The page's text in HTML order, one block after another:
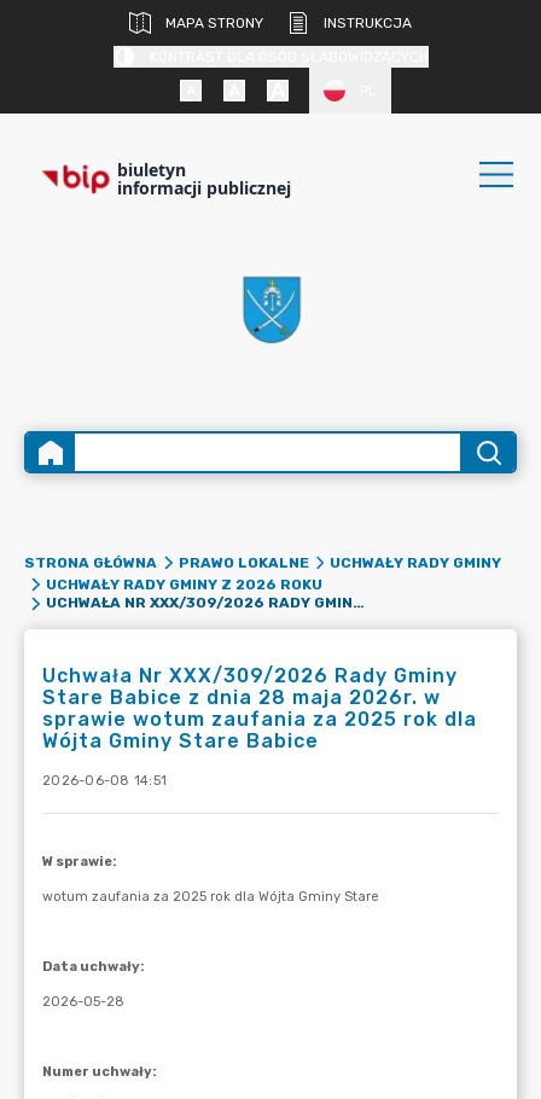
MAPA STRONY
INSTRUKCJA
biuletyn
informacji publicznej
STRONA GŁÓWNA PRAWO LOKALNE
UCHWAŁY RADY GMINY
UCHWAŁY RADY GMINY Z 2026 ROKU
UCHWAŁA NR XXX/309/2026 RADY GMINY STARE BABICE Z DNIA 28 MAJA 2026R. W SPRAWIE WOTUM ZAUFANIA ZA 2025 ROK DLA WÓJTA GMINY STARE BABICE
Uchwała Nr XXX/309/2026 Rady Gminy
Stare Babice z dnia 28 maja 2026r. w
sprawie wotum zaufania za 2025 rok dla
Wójta Gminy Stare Babice
2026-06-08 14:51